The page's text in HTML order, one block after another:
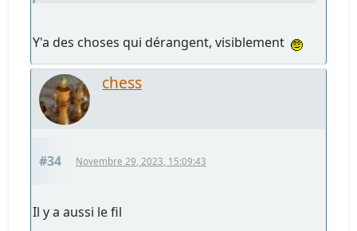
Y'a des choses qui dérangent, visiblement
chess
#34 Novembre 29, 2023, 15:09:43
Il y a aussi le fil